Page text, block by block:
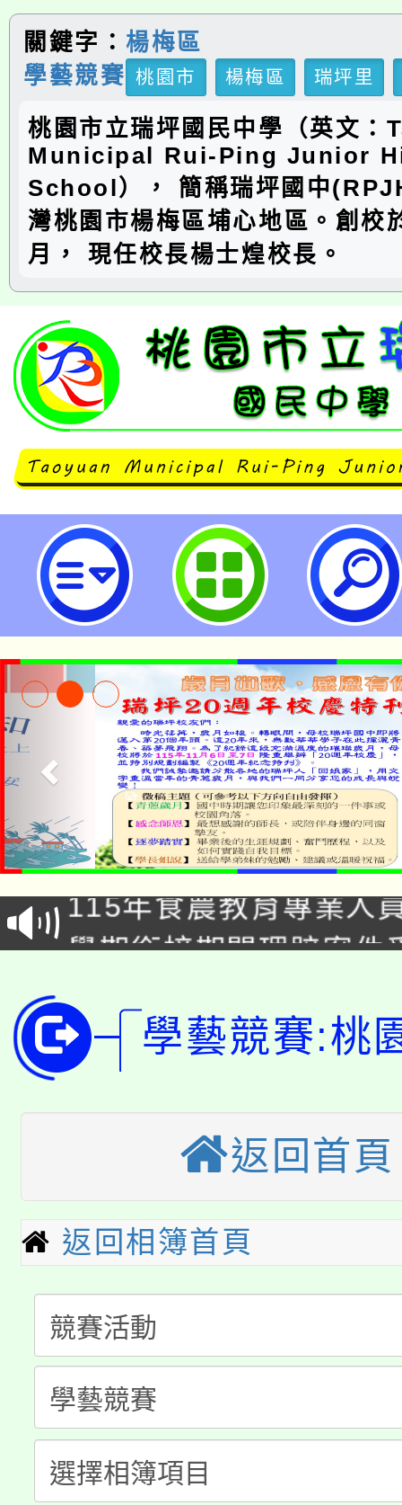
關鍵字： 楊梅區
學藝競賽 桃園市 楊梅區 瑞坪里
桃園市立瑞坪國民中學（英文：
Municipal Rui-Ping Junior
School）， 簡稱瑞坪國中
灣桃園市楊梅區埔心地區。創校
月， 現任校長楊士煌校長。
桃園市立瑞坪國民中學
淨零綠生活教案入校路
會
115年食農教育專業人
程
學期銜接期間理賠案件
版
公告本校115學年度第
代理(課)教師甄選結果(
「2026金融保險知識
車」活動
桃園市115學年度學生
生本土語及新住民語歌
公告本校115學年度第
代理(課)教師甄選結果(
公告本校115學年度第
代理(課)教師甄選結果(
轉知中國文化大學推廣
《TA101》溝通分析基
程，歡迎學生輔導中心
心理、諮商輔導、社會
系所師生報名參加。
淨零綠生活教案入校路
會
115年食農教育專業人
程
學期銜接期間理賠案件
學籍身 分審查程序及
版
淨零綠領人才培育課程
公告本校115學年度第
學藝競賽:桃
返回首頁
返回相簿首頁